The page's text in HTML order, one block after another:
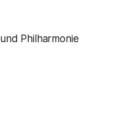
Philharmonie